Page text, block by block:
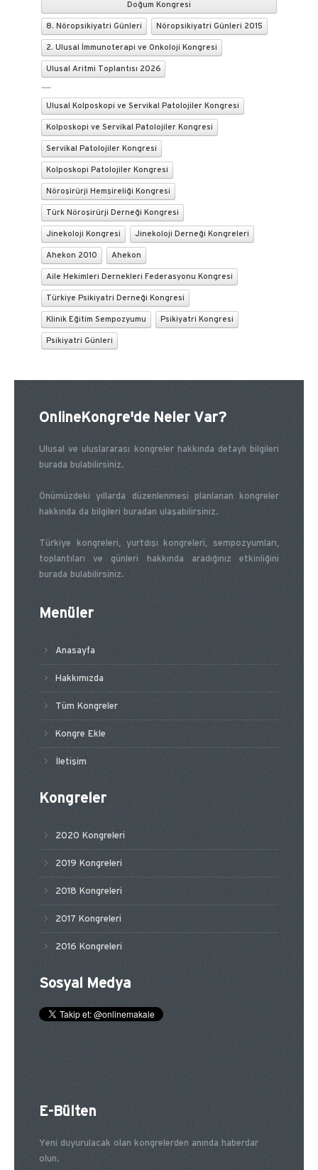
Doğum Kongresi
8. Nöropsikiyatri Günleri Nöropsikiyatri Günleri 2015
2. Ulusal İmmunoterapi ve Onkoloji Kongresi
Ulusal Aritmi Toplantısı 2026
Ulusal Kolposkopi ve Servikal Patolojiler Kongresi
Kolposkopi ve Servikal Patolojiler Kongresi
Servikal Patolojiler Kongresi
Kolposkopi Patolojiler Kongresi
Nöroşirürji Hemşireliği Kongresi
Türk Nöroşirürji Derneği Kongresi
Jinekoloji Kongresi Jinekoloji Derneği Kongreleri
Ahekon 2010 Ahekon
Aile Hekimleri Dernekleri Federasyonu Kongresi
Türkiye Psikiyatri Derneği Kongresi
Klinik Eğitim Sempozyumu Psikiyatri Kongresi
Psikiyatri Günleri
OnlineKongre'de Neler Var?
Ulusal ve uluslararası kongreler hakkında detaylı bilgileri
burada bulabilirsiniz.
Önümüzdeki yıllarda düzenlenmesi planlanan kongreler
hakkında da bilgileri buradan ulaşabilirsiniz.
Türkiye kongreleri, yurtdışı kongreleri, sempozyumları,
toplantıları ve günleri hakkında aradığınız etkinliğini
burada bulabilirsiniz.
Menüler
Anasayfa
Hakkımızda
Tüm Kongreler
Kongre Ekle
İletişim
Kongreler
2020 Kongreleri
2019 Kongreleri
2018 Kongreleri
2017 Kongreleri
2016 Kongreleri
Sosyal Medya
E-Bülten
Yeni duyurulacak olan kongrelerden anında haberdar
olun.